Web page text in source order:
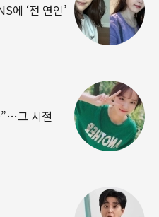
에 ‘전 연인’
그 시절